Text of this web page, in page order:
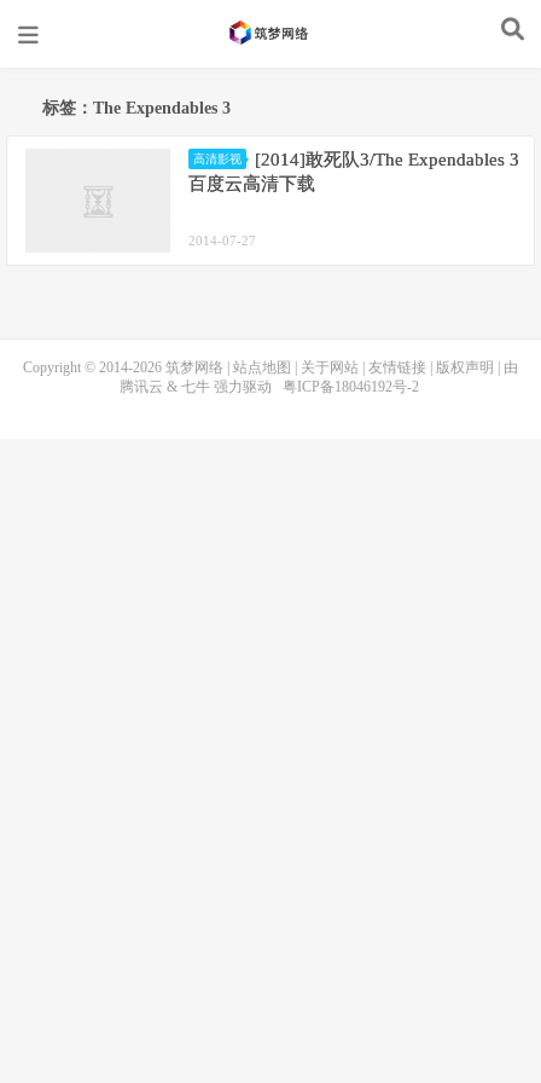
标签：The Expendables 3
高清影视
[2014]敢死队3/The Expendables 3
百度云高清下载
2014-07-27
Copyright © 2014-2026 筑梦网络 站点地图 关于网站 友情链接 版权声明
| 由
腾讯云 & 七牛强力驱动 粤ICP备18046192号-2